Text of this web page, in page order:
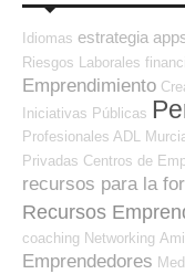
Idiomas estrategia
Riesgos Laborales
Emprendimiento
Iniciativas Públicas
Profesionales ADL
Privadas Centros de
recursos para la
Recursos
coaching Networking
Emprendedores